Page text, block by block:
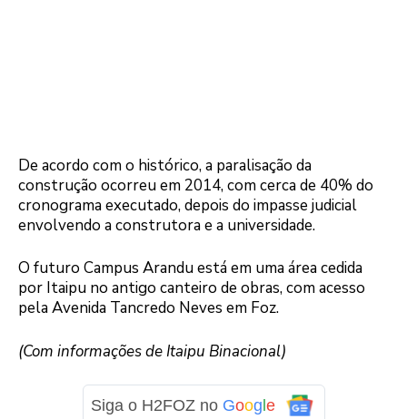
De acordo com o histórico, a paralisação da
construção ocorreu em 2014, com cerca de 40% do
cronograma executado, depois do impasse judicial
envolvendo a construtora e a universidade.
O futuro Campus Arandu está em uma área cedida
por Itaipu no antigo canteiro de obras, com acesso
pela Avenida Tancredo Neves em Foz.
(Com informações de Itaipu Binacional)
Siga o H2FOZ no Goog e